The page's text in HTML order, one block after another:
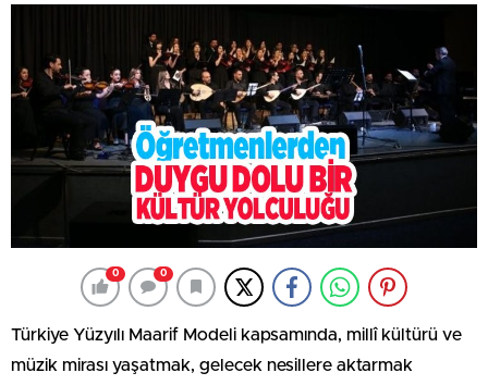
0 0
Türkiye Yüzyılı Maarif Modeli kapsamında, millî kültürü ve
müzik mirası yaşatmak, gelecek nesillere aktarmak